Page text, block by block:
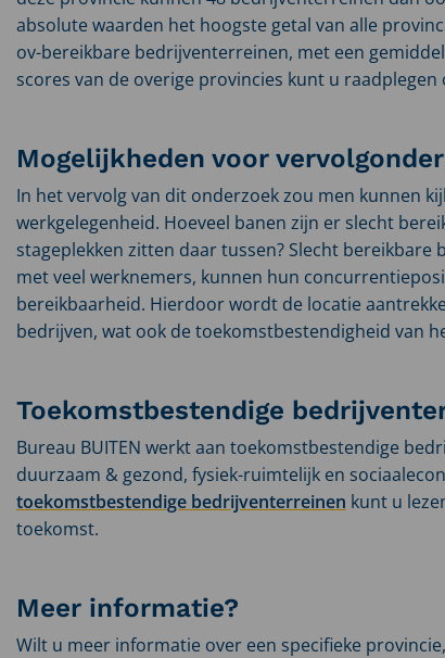
absolute waarden het hoogste getal van alle
ov-bereikbare bedrijventerreinen, met een
scores van de overige provincies kunt u
Mogelijkheden voor
In het vervolg van dit onderzoek zou men kunnen
werkgelegenheid. Hoeveel banen zijn er slecht
stageplekken zitten daar tussen? Slecht
met veel werknemers, kunnen hun
bereikbaarheid. Hierdoor wordt de locatie
bedrijven, wat ook de toekomstbestendigheid van
Toekomstbestendige
Bureau BUITEN werkt aan toekomstbestendige
duurzaam & gezond, fysiek-ruimtelijk en
toekomstbestendige bedrijventerreinen kunt u
toekomst.
Meer informatie?
Wilt u meer informatie over een specifieke